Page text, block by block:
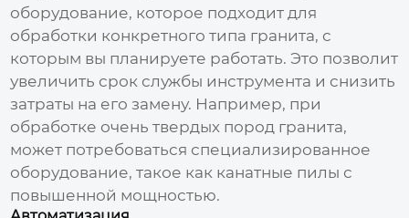
оборудование, которое подходит для
обработки конкретного типа гранита, с
которым вы планируете работать. Это позволит
увеличить срок службы инструмента и снизить
затраты на его замену. Например, при
обработке очень твердых пород гранита,
может потребоваться специализированное
оборудование, такое как канатные пилы с
повышенной мощностью.